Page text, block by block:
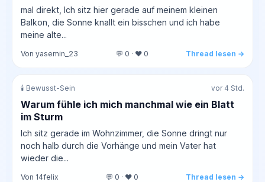
mal direkt, Ich sitz hier gerade auf meinem kleinen
Balkon, die Sonne knallt ein bisschen und ich habe
meine alte...
Von yasemin_23 💬 0 · ❤️ 0 Thread lesen →
🕯️ Bewusst-Sein vor 4 Std.
Warum fühle ich mich manchmal wie ein Blatt
im Sturm
Ich sitz gerade im Wohnzimmer, die Sonne dringt nur
noch halb durch die Vorhänge und mein Vater hat
wieder die...
Von 14felix 💬 0 · ❤️ 0 Thread lesen →